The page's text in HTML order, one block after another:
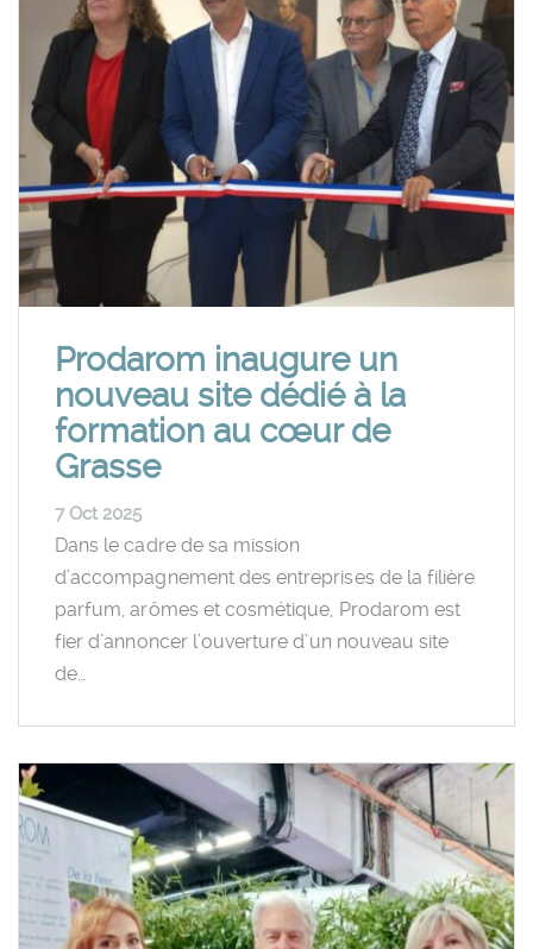
Prodarom inaugure un
nouveau site dédié à la
formation au cœur de
Grasse
7 Oct 2025
Dans le cadre de sa mission
d’accompagnement des entreprises de la filière
parfum, arômes et cosmétique, Prodarom est
fier d’annoncer l’ouverture d’un nouveau site
de…